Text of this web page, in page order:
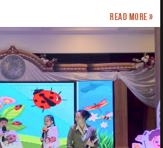
Read more »